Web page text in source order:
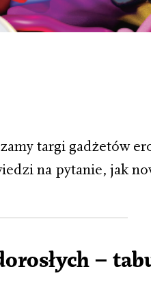
targi gadżetów
na pytanie, jak
–